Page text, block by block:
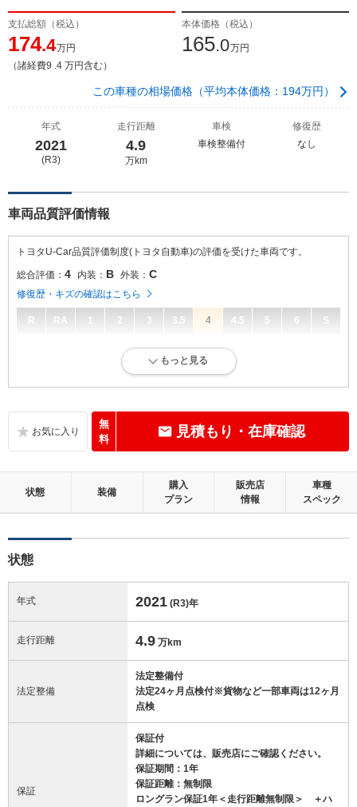
支払総額（税込）
174.4万円
（諸経費9 .4 万円含む）
本体価格（税込）
165.0万円
この車種の相場価格（平均本体価格：194万円）
年式
2021
(R3)
走行距離
4.9
万km
車検
車検整備付
修復歴
なし
車両品質評価情報
トヨタU-Car品質評価制度(トヨタ自動車)の評価を受けた車両です。
総合評価： 4 内装： B 外装： C
修復歴・キズの確認はこちら
R RA 1 2 3 3.5 4 4.5 5 6 S
キズ、へこみが少なく、全体的に良好な状態です。
いたみ、汚れなどは少なく、全体的に良好な状態です。
この中古車の「車両品質評価書」を見る
もっと見る
無
料
見積もり・在庫確認
状態 装備
購入
プラン
販売店
情報
車種
スペック
状態
年式 2021 (R3)年
走行距離 4.9 万km
法定整備
法定整備付
法定24ヶ月点検付※貨物など一部車両は12ヶ月
点検
保証
保証付
詳細については、販売店にご確認ください。
保証期間：1年
保証距離：無制限
ロングラン保証1年＜走行距離無制限＞ ＋ハ